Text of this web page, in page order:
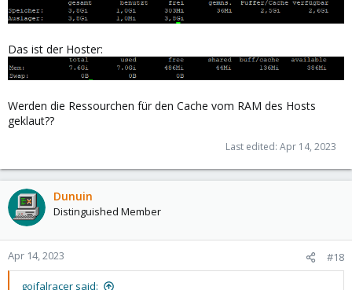
Das ist der Hoster:
Werden die Ressourchen für den Cache vom RAM des Hosts
geklaut??
Last edited: Apr 14, 2023
Dunuin
Distinguished Member
Apr 14, 2023 #18
goifalracer said: